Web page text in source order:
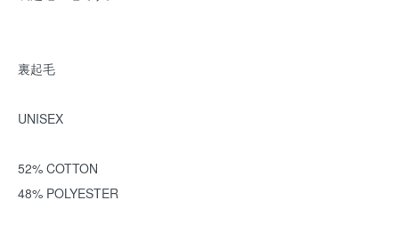
裏起毛
UNISEX
52% COTTON
48% POLYESTER